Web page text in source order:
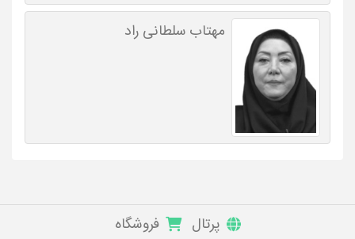
مهتاب سلطانی راد
پرتال فروشگاه